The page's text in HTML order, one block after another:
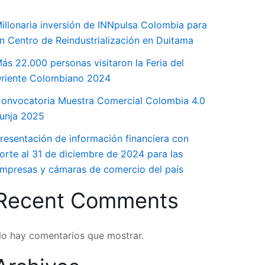
inversión de INNpulsa Colombia para
Centro de Reindustrialización en Duitama
22.000 personas visitaron la Feria del
Colombiano 2024
Muestra Comercial Colombia 4.0
2025
de información financiera con
al 31 de diciembre de 2024 para las
y cámaras de comercio del país
Comments
hay comentarios que mostrar.